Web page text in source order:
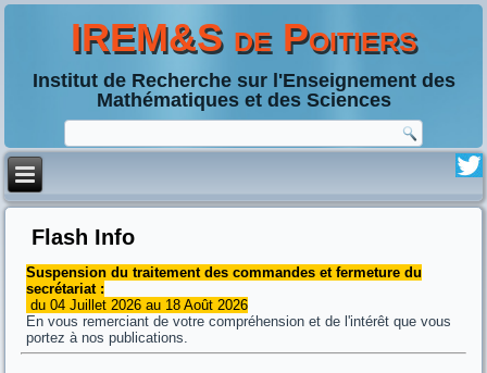
IREM&S de Poitiers
Institut de Recherche sur l'Enseignement des
Mathématiques et des Sciences
Flash Info
Suspension du traitement des commandes et fermeture du
secrétariat :
du 04 Juillet 2026 au 18 Août 2026
En vous remerciant de votre compréhension et de l'intérêt que vous
portez à nos publications.